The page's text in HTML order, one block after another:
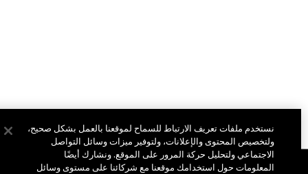
نبذة عن ماك
نستخدم ملفات تعريف الارتباط للسماح لموقعنا بالعمل بشكل صحيح،
ولتخصيص المحتوى والإعلانات، ولتوفير ميزات وسائل التواصل
الاجتماعي ولتحليل حركة المرور على الموقع. ونشارك أيضًا
المعلومات حول استخدامك موقعنا مع شركائنا على مستوى وسائل